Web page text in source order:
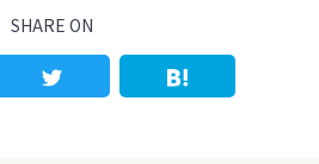
SHARE ON